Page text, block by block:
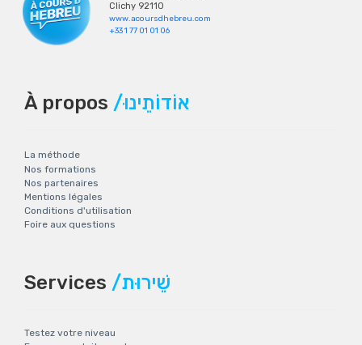
Clichy 92110
www.acoursdhebreu.com
+33 1 77 01 01 06
À propos /אוֹדוֹתֵינוּ
La méthode
Nos formations
Nos partenaires
Mentions légales
Conditions d'utilisation
Foire aux questions
Services /שֵׁירוּת
Testez votre niveau